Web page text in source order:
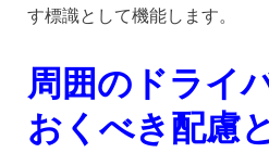
す標識として機能します。
周囲のドライ
おくべき配慮